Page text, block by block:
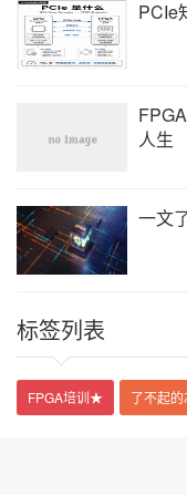
PCIe
人生
一文
标签列表
FPGA培训★ 了不起的